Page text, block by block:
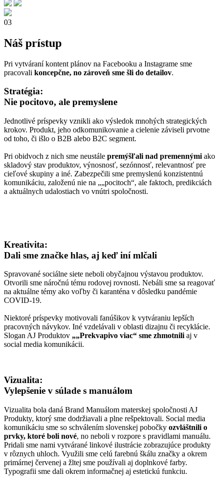
03
Náš prístup
Pri vytváraní kontent plánov na Facebooku a Instagrame sme
pracovali koncepčne, no zároveň sme šli do detailov.
Stratégia:
Nie pocitovo, ale premyslene
Jednotlivé príspevky vznikli ako výsledok mnohých strategických
krokov. Produkt, jeho odkomunikovanie a cielenie záviseli prvotne
od toho, či išlo o B2B alebo B2C segment.
Pri obidvoch z nich sme neustále premýšľali nad premennými ako
skladový stav produktov, výnosnosť, sezónnosť, relevantnosť pre
cieľové skupiny a iné. Zabezpečili sme premyslenú konzistentnú
komunikáciu, založenú nie na „„pocitoch“, ale faktoch, predikciách
a aktuálnych udalostiach vo vnútri spoločnosti.
Kreativita:
Dali sme značke hlas, aj keď iní mlčali
Spravované sociálne siete neboli obyčajnou výstavou produktov.
Otvorili sme náročnú tému rodovej rovnosti. Nebáli sme sa reagovať
na aktuálne témy ako voľby či karanténa v dôsledku pandémie
COVID-19.
Niektoré príspevky motivovali fanúšikov k vytváraniu lepších
pracovných návykov. Iné vzdelávali v oblasti dizajnu či recyklácie.
Slogan AJ Produktov „„Prekvapivo viac“ sme zhmotniliaj v
social media komunikácii.
Vizualita:
Vylepšenie v súlade s manuálom
Vizualita bola daná Brand Manuálom materskej spoločnosti AJ
Produkty, ktorý sme dodržiavali a plne rešpektovali. Social media
komunikáciu sme so schválením slovenskej pobočky ozvláštnili o
prvky, ktoré boli nové, no neboli v rozpore s pravidlami manuálu.
Pridali sme nami vytvárané linkové ilustrácie zobrazujúce produkty
v rôznych uhloch. Využili sme celú farebnú škálu značky a okrem
primárnej červenej a žltej sme používali aj doplnkové farby.
Typografii sme dali okrem informačnej aj estetickú funkciu.